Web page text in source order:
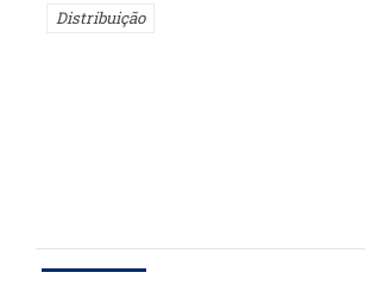
Distribuição